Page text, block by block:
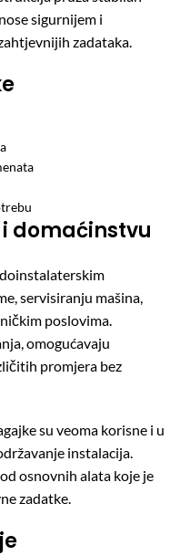
sigurnijem i
zadataka.
domaćinstvu
servisiranju mašina,
poslovima.
omogućavaju
promjera bez
su veoma korisne i u
instalacija.
osnovnih alata koje je
zadatke.